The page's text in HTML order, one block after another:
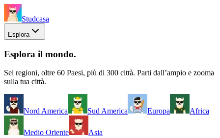
Studcasa
Esplora
Esplora il mondo.
Sei regioni, oltre 60 Paesi, più di 300 città. Parti dall’ampio e zooma
sulla tua città.
Nord America Sud America Europa Africa
Medio Oriente
Asia